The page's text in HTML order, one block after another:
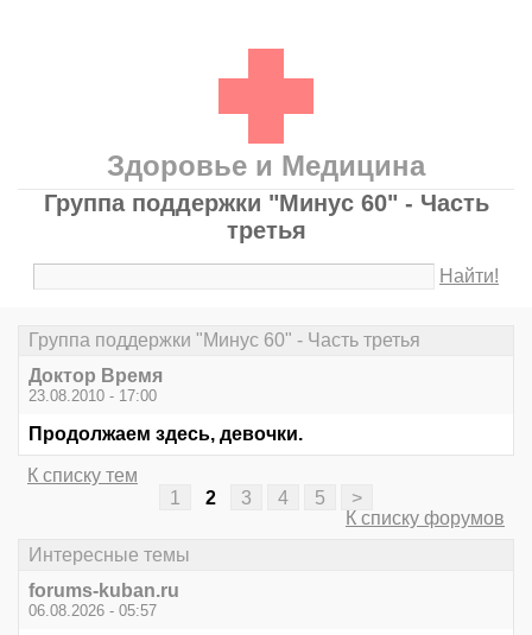
Здоровье и Медицина
Группа поддержки "Минус 60" - Часть
третья
Найти!
Группа поддержки "Минус 60" - Часть третья
Доктор Время
23.08.2010 - 17:00
Продолжаем здесь, девочки.
К списку тем
1
2 3 4 5
>
К списку форумов
Интересные темы
forums-kuban.ru
06.08.2026 - 05:57